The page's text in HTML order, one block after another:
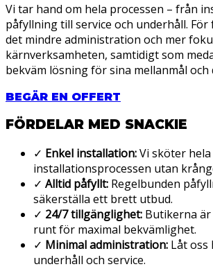
Vi tar hand om hela processen – från
påfyllning till service och underhåll.
det mindre administration och mer
kärnverksamheten, samtidigt som
bekväm lösning för sina mellanmål och
BEGÄR EN OFFERT
FÖRDELAR MED SNACKIE
✓ Enkel installation:Vi sköter hela
installationsprocessen utan
✓ Alltid påfyllt: Regelbunden
säkerställa ett brett utbud.
✓ 24/7 tillgänglighet: Butikerna
runt för maximal bekvämlighet.
✓ Minimal administration: Låt oss
underhåll och service.